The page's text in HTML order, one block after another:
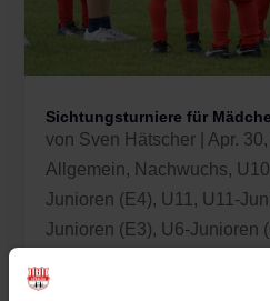
Sichtungsturniere für
von Sven Hätscher Apr.
Allgemein, Nachwuchs,
Junioren (E4), U11 , U11-
Junioren (E3), U6-Junioren
Junioren (F3)